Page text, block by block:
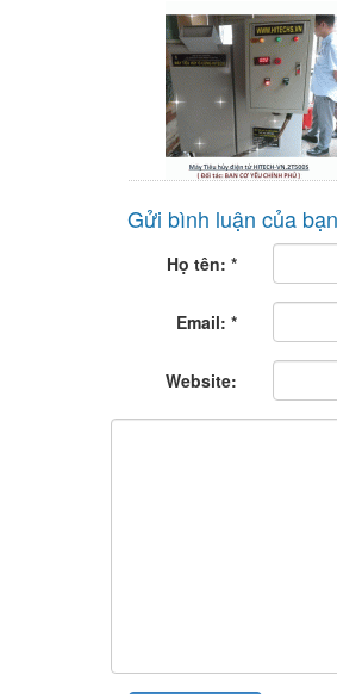
Gửi bình luận của
Họ tên: *
Email: *
Website: